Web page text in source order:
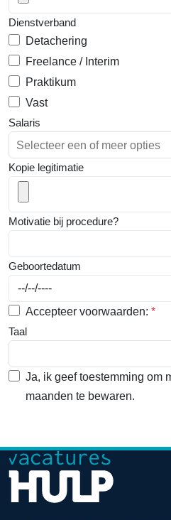
Dienstverband
Detachering
Freelance / Interim
Praktikum
Vast
Salaris
Selecteer een of meer opties
Kopie legitimatie
Motivatie bij procedure?
Geboortedatum
Accepteer voorwaarden: *
Taal
Ja, ik geef toestemming om
maanden te bewaren.